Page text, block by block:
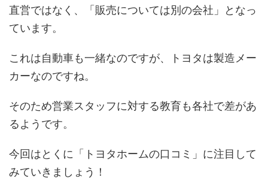
直営ではなく、「販売については別の会社」となっ
ています。
これは自動車も一緒なのですが、トヨタは製造メー
カーなのですね。
そのため営業スタッフに対する教育も各社で差があ
るようです。
今回はとくに「トヨタホームの口コミ」に注目して
みていきましょう！